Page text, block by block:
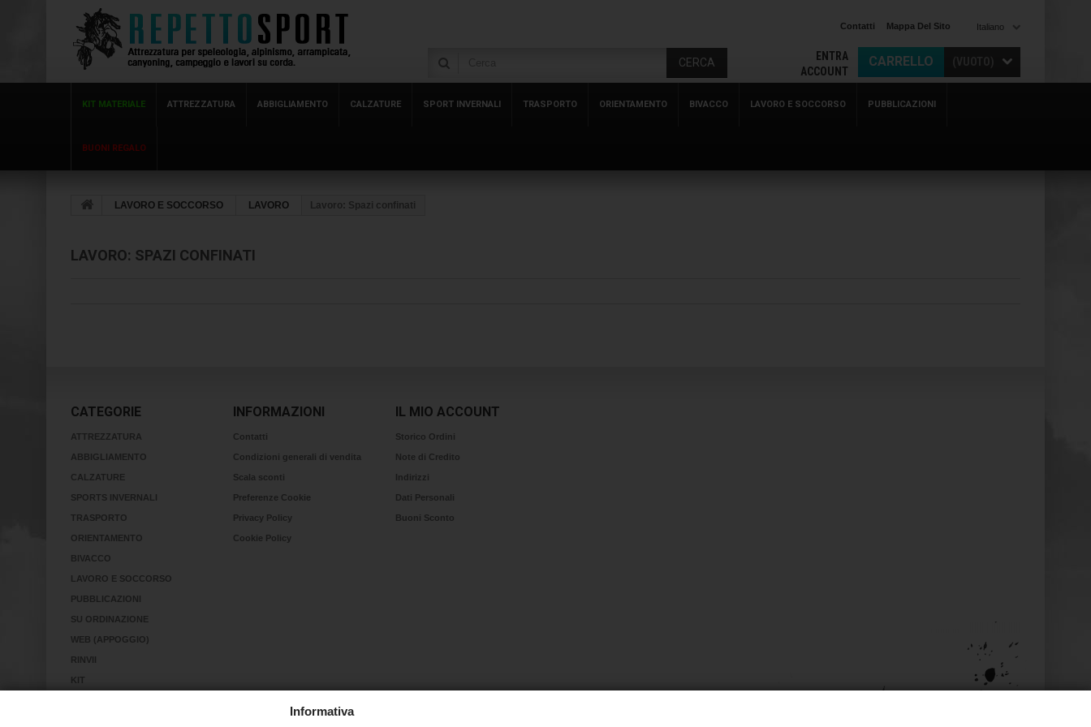
Italiano
Contatti Mappa Del Sito
CARRELLO
ENTRA
ACCOUNT
CERCA
KIT MATERIALE ATTREZZATURA ABBIGLIAMENTO CALZATURE SPORT INVERNALI TRASPORTO ORIENTAMENTO BIVACCO LAVORO E SOCCORSO PUBBLICAZIONI
BUONI REGALO
LAVORO E SOCCORSO LAVORO Lavoro: Spazi confinati
LAVORO: SPAZI CONFINATI
CATEGORIE
ATTREZZATURA
ABBIGLIAMENTO
CALZATURE
SPORTS INVERNALI
TRASPORTO
ORIENTAMENTO
BIVACCO
LAVORO E SOCCORSO
PUBBLICAZIONI
SU ORDINAZIONE
WEB (APPOGGIO)
RINVII
KIT
INFORMAZIONI
Contatti
Condizioni generali di vendita
Scala sconti
Preferenze Cookie
Privacy Policy
Cookie Policy
IL MIO ACCOUNT
Storico Ordini
Note di Credito
Indirizzi
Dati Personali
Buoni Sconto
Informativa